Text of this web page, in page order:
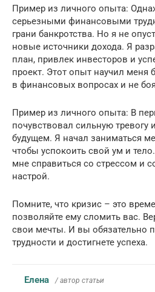
Пример из личного опыта:
серьезными финансовыми
грани банкротства. Но я не
новые источники дохода. Я
план, привлек инвесторов и
проект. Этот опыт научил
в финансовых вопросах и не
Пример из личного опыта: В
почувствовал сильную тревогу
будущем. Я начал заниматься
чтобы успокоить свой ум и
мне справиться со стрессом и
настрой.
Помните, что кризис – это
позволяйте ему сломить вас.
свои мечты. И вы обязательно
трудности и достигнете успеха.
Елена / автор статьи